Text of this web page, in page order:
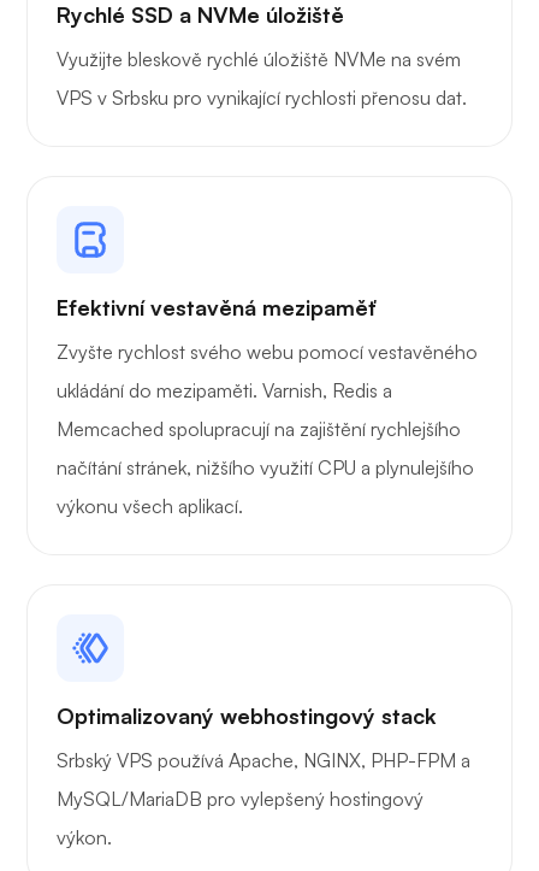
Drátěný kryt
Zázrak
Přenašeč
Rychlé SSD a NVMe úložiště
Využijte bleskově rychlé úložiště NVMe na svém
VPS v Srbsku pro vynikající rychlosti přenosu dat.
Efektivní vestavěná mezipaměť
Zvyšte rychlost svého webu pomocí vestavěného
ukládání do mezipaměti. Varnish, Redis a
Memcached spolupracují na zajištění rychlejšího
načítání stránek, nižšího využití CPU a plynulejšího
výkonu všech aplikací.
Optimalizovaný webhostingový stack
Srbský VPS používá Apache, NGINX, PHP-FPM a
MySQL/MariaDB pro vylepšený hostingový
výkon.